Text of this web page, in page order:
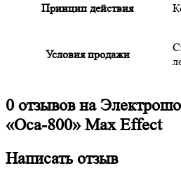
Принцип действия
Условия продажи
0 отзывов на
«Оса-800» Max Effect
Написать отзыв